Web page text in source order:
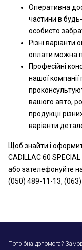
Оперативна
частини в
особисто
Різні
оплати можна
Професійні
нашої
вашого авто,
продукції
варіанти
Щоб знайти і
CADILLAC 60
або зателефонуйте
(050) 489-11-13, (063)
Потрібна допомога?